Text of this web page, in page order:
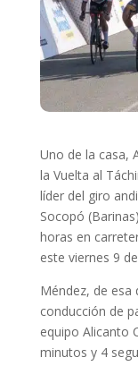
Uno de la casa,
la Vuelta al
líder del giro
Socopó
horas en
este viernes 9
Méndez, de esa
conducción de
equipo Alicanto
minutos y 4